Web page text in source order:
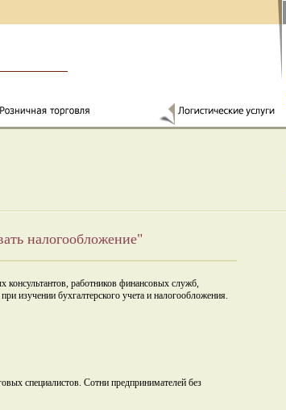
налогообложение"
консультантов, работников финансовых служб,
изучении бухгалтерского учета и налогообложения.
специалистов. Сотни предпринимателей без